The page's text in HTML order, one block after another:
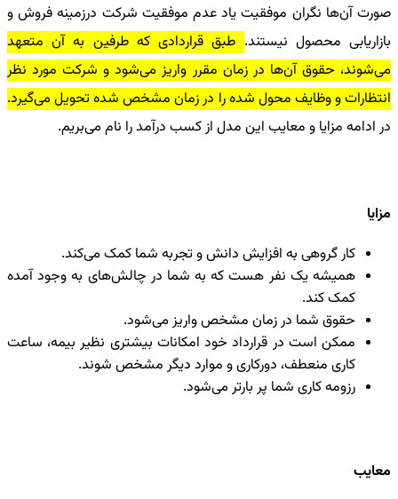
صورت آن‌ها نگران موفقیت یاد عدم موفقیت شرکت درزمینه فروش و
بازاریابی محصول نیستند. طبق قراردادی که طرفین به آن متعهد
می‌شوند، حقوق آن‌ها در زمان مقرر واریز می‌شود و شرکت مورد نظر
انتظارات و وظایف محول شده را در زمان مشخص شده تحویل می‌گیرد.
در ادامه مزایا و معایب این مدل از کسب درآمد را نام می‌بریم.
مزایا
کار گروهی به افزایش دانش و تجربه شما کمک می‌کند.
همیشه یک نفر هست که به شما در چالش‌های به وجود آمده
کمک کند.
حقوق شما در زمان مشخص واریز می‌شود.
ممکن است در قرارداد خود امکانات بیشتری نظیر بیمه، ساعت
کاری منعطف، دورکاری و موارد دیگر مشخص شوند.
رزومه کاری شما پر بارتر می‌شود.
معایب